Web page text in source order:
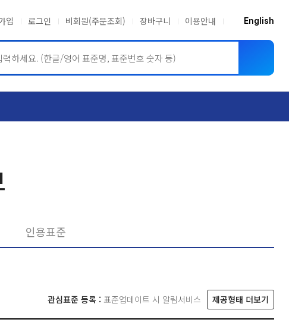
입 로그인 비회원(주문조회) 장바구니 이용안내 English
인용표준
관심표준 등록 : 표준업데이트 시 알림서비스 제공형태 더보기